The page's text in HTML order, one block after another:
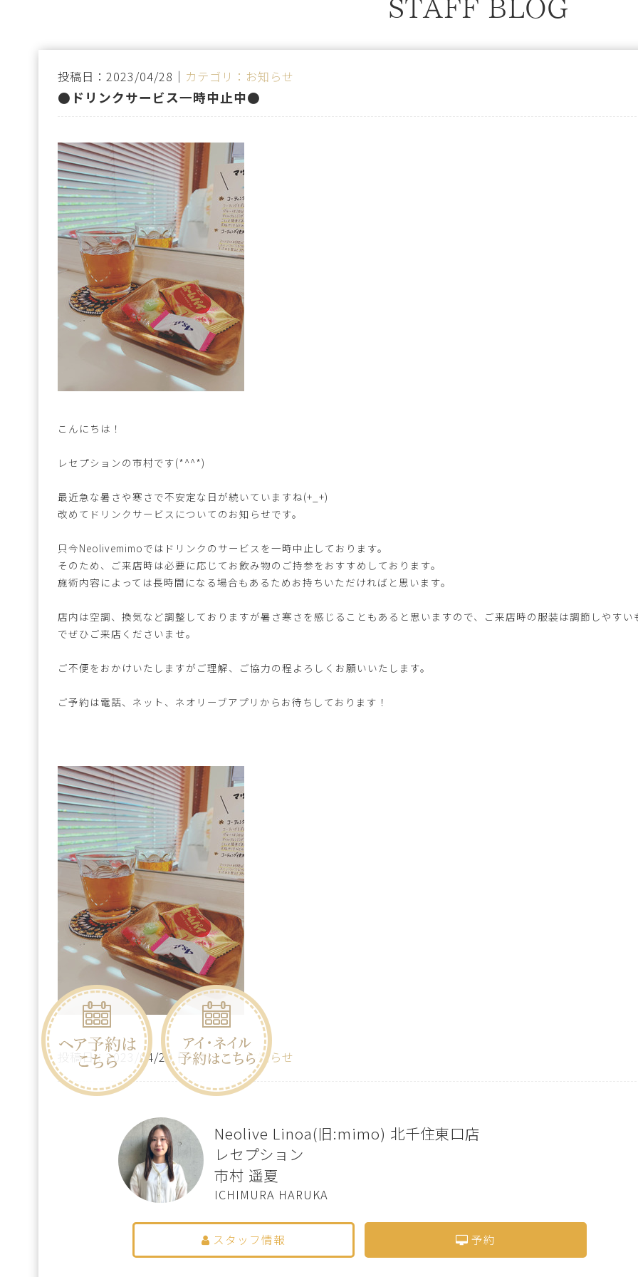
STAFF BLOG
投稿日：2023/04/28｜ カテゴリ：お知らせ
●ドリンクサービス一時中止中●
こんにちは！
レセプションの市村です(*^^*)
最近急な暑さや寒さで不安定な日が続いていますね(+_+)
改めてドリンクサービスについてのお知らせです。
只今Neolivemimoではドリンクのサービスを一時中止しております。
そのため、ご来店時は必要に応じてお飲み物のご持参をおすすめしております。
施術内容によっては長時間になる場合もあるためお持ちいただければと思います。
店内は空調、換気など調整しておりますが暑さ寒さを感じることもあると思いますので、ご来店時の服装は調節しやすい
でぜひご来店くださいませ。
ご不便をおかけいたしますがご理解、ご協力の程よろしくお願いいたします。
ご予約は電話、ネット、ネオリーブアプリからお待ちしております！
投稿日：2023/04/28｜カテゴリ：お知らせ
Neolive Linoa(旧:mimo) 北千住東口店
レセプション
市村 遥夏
ICHIMURA HARUKA
スタッフ情報 予約